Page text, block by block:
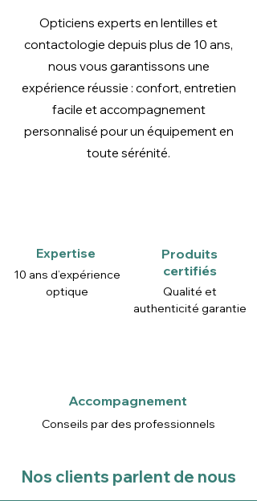
Opticiens experts en lentilles et
contactologie depuis plus de 10 ans,
nous vous garantissons une
expérience réussie : confort, entretien
facile et accompagnement
personnalisé pour un équipement en
toute sérénité.
Expertise
10 ans d’expérience
optique
Produits
certifiés
Qualité et
authenticité garantie
Accompagnement
Conseils par des professionnels
Nos clients parlent de nous